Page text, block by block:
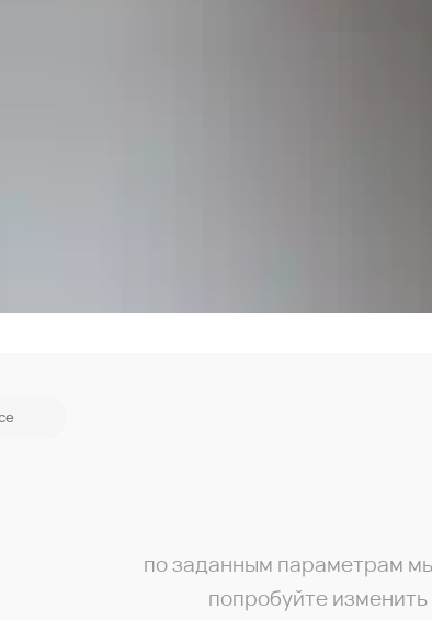
по заданным параметрам
попробуйте